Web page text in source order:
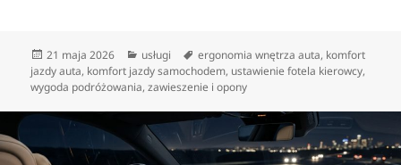
Data
publikacji
21 maja 2026 Kategorie
usługi Tagi
ergonomia wnętrza auta, komfort
jazdy auta, komfort jazdy samochodem, ustawienie fotela kierowcy,
wygoda podróżowania,zawieszenie i opony